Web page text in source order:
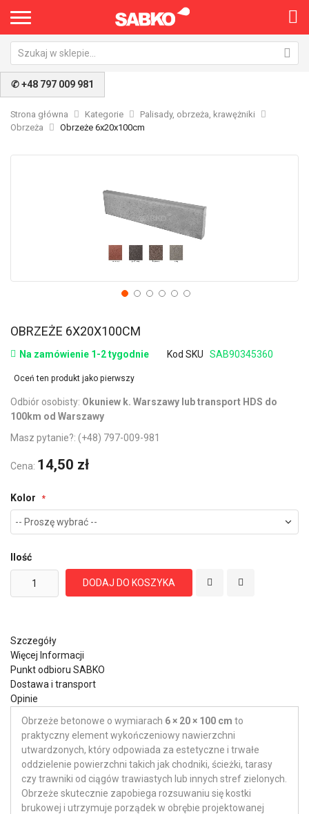
✆ +48 797 009 981
Strona główna Kategorie
Palisady, obrzeża, krawężniki
Obrzeża
Obrzeże 6x20x100cm
OBRZEŻE 6X20X100CM
Na zamówienie 1-2 tygodnie Kod SKU SAB90345360
Oceń ten produkt jako pierwszy
Odbiór osobisty: Okuniew k. Warszawy lub transport HDS do
100km od Warszawy
Masz pytanie?: (+48) 797-009-981
Cena: 14,50 zł
Kolor
Ilość
DODAJ DO KOSZYKA
Szczegóły
Więcej Informacji
Punkt odbioru SABKO
Dostawa i transport
Opinie
Obrzeże betonowe o wymiarach 6 × 20 × 100 cm to
praktyczny element wykończeniowy nawierzchni
utwardzonych, który odpowiada za estetyczne i trwałe
oddzielenie powierzchni takich jak chodniki, ścieżki, tarasy
czy trawniki od ciągów trawiastych lub innych stref zielonych.
Obrzeże skutecznie zapobiega rozsuwaniu się kostki
brukowej i utrzymuje porządek w obrębie projektowanej